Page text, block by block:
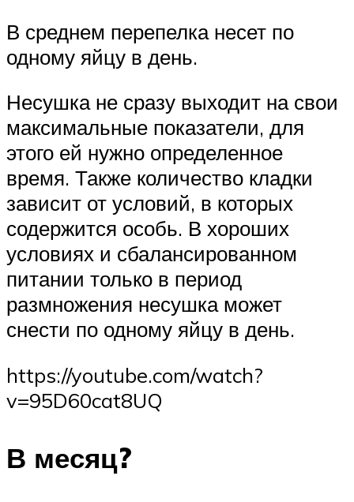
В среднем перепелка несет по
одному яйцу в день.
Несушка не сразу выходит на свои
максимальные показатели, для
этого ей нужно определенное
время. Также количество кладки
зависит от условий, в которых
содержится особь. В хороших
условиях и сбалансированном
питании только в период
размножения несушка может
снести по одному яйцу в день.
https://youtube.com/watch?
v=95D60cat8UQ
В месяц?